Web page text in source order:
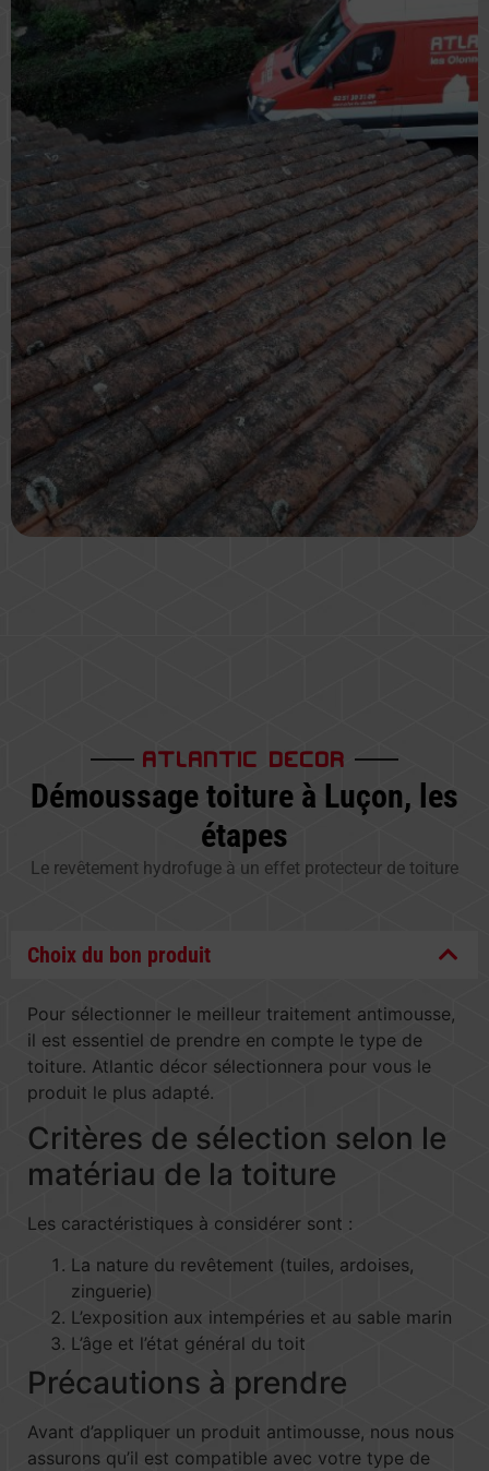
ATLANTIC DECOR
Démoussage toiture à Luçon, les
étapes
Le revêtement hydrofuge à un effet protecteur de toiture
Choix du bon produit
Pour sélectionner le meilleur traitement antimousse,
il est essentiel de prendre en compte le type de
toiture. Atlantic décor sélectionnera pour vous le
produit le plus adapté.
Critères de sélection selon le
matériau de la toiture
Les caractéristiques à considérer sont :
La nature du revêtement (tuiles, ardoises,
zinguerie)
L’exposition aux intempéries et au sable marin
L’âge et l’état général du toit
Précautions à prendre
Avant d’appliquer un produit antimousse, nous nous
assurons qu’il est compatible avec votre type de